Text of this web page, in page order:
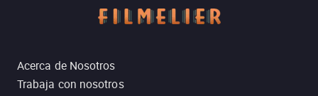
Acerca de Nosotros
Trabaja con nosotros